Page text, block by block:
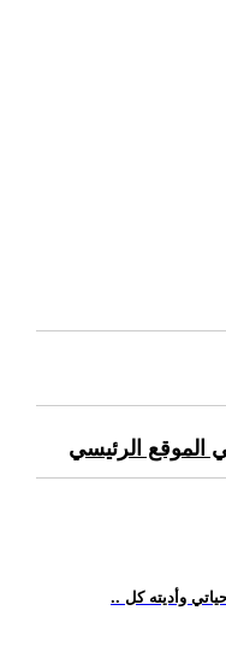
الموقع الرئيسي
وأديته كل